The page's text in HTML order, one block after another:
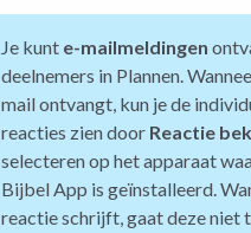
Je kunt e-mailmeldingen
deelnemers in Plannen.
mail ontvangt, kun je de
reacties zien door Reactie
selecteren op het apparaat
Bijbel App is geïnstalleerd.
reactie schrijft, gaat deze niet